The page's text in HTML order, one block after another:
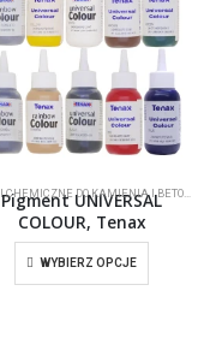
Pigment UNIVERSAL
COLOUR, Tenax
WYBIERZ OPCJE